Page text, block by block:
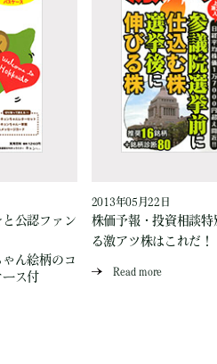
公認ファン
ん絵柄のコ
ース付
2013年05月22日
株価予報・投資相談
る激アツ株はこれだ！
Read more